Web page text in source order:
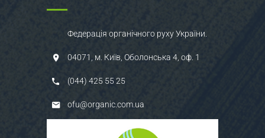
Федерація органічного руху України.
04071, м. Київ, Оболонська 4, оф. 1
(044) 425 55 25
ofu@organic.com.ua